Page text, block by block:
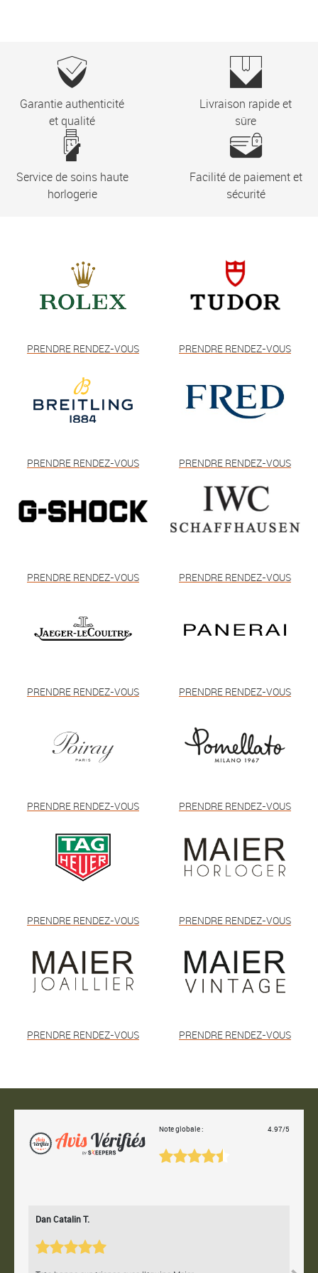
Garantie authenticité
et qualité
Livraison rapide et
sûre
Service de soins haute
horlogerie
Facilité de paiement et
sécurité
PRENDRE RENDEZ-VOUS PRENDRE RENDEZ-VOUS
PRENDRE RENDEZ-VOUS PRENDRE RENDEZ-VOUS
PRENDRE RENDEZ-VOUS PRENDRE RENDEZ-VOUS
PRENDRE RENDEZ-VOUS PRENDRE RENDEZ-VOUS
PRENDRE RENDEZ-VOUS PRENDRE RENDEZ-VOUS
PRENDRE RENDEZ-VOUS PRENDRE RENDEZ-VOUS
PRENDRE RENDEZ-VOUS PRENDRE RENDEZ-VOUS
Note globale : 4.97/5
Dan Catalin T.